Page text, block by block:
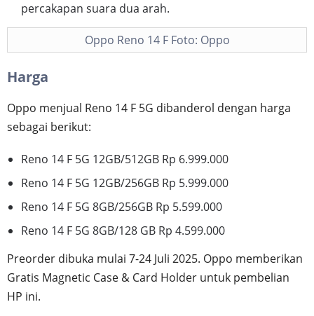
percakapan suara dua arah.
Oppo Reno 14 F Foto: Oppo
Harga
Oppo menjual Reno 14 F 5G dibanderol dengan harga
sebagai berikut:
Reno 14 F 5G 12GB/512GB Rp 6.999.000
Reno 14 F 5G 12GB/256GB Rp 5.999.000
Reno 14 F 5G 8GB/256GB Rp 5.599.000
Reno 14 F 5G 8GB/128 GB Rp 4.599.000
Preorder dibuka mulai 7-24 Juli 2025. Oppo memberikan
Gratis Magnetic Case & Card Holder untuk pembelian
HP ini.